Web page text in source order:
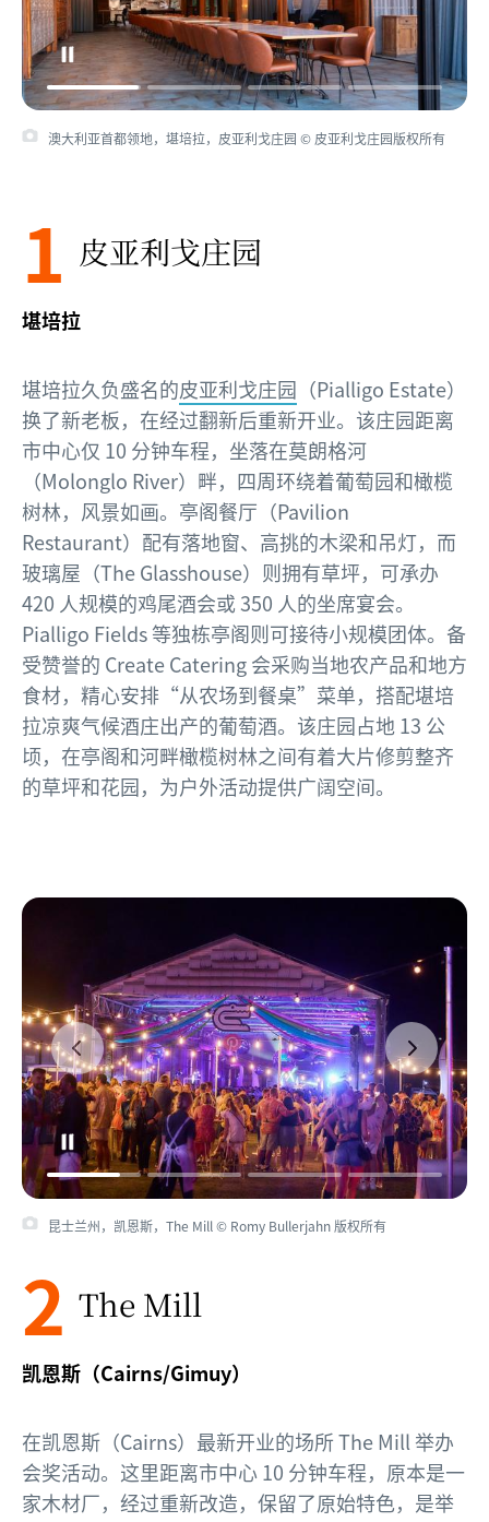
澳大利亚首都领地，堪培拉，皮亚利戈庄园 © 皮亚利戈庄园版权所有
1 皮亚利戈庄园
堪培拉
堪培拉久负盛名的皮亚利戈庄园 （Pialligo Estate）
换了新老板，在经过翻新后重新开业。该庄园距离
市中心仅 10 分钟车程，坐落在莫朗格河
（Molonglo River）畔，四周环绕着葡萄园和橄榄
树林，风景如画。亭阁餐厅（Pavilion
Restaurant）配有落地窗、高挑的木梁和吊灯，而
玻璃屋（The Glasshouse）则拥有草坪，可承办
420 人规模的鸡尾酒会或 350 人的坐席宴会。
Pialligo Fields 等独栋亭阁则可接待小规模团体。备
受赞誉的 Create Catering 会采购当地农产品和地方
食材，精心安排“从农场到餐桌”菜单，搭配堪培
拉凉爽气候酒庄出产的葡萄酒。该庄园占地 13 公
顷，在亭阁和河畔橄榄树林之间有着大片修剪整齐
的草坪和花园，为户外活动提供广阔空间。
昆士兰州，凯恩斯，The Mill © Romy Bullerjahn 版权所有
2 The Mill
凯恩斯（Cairns/Gimuy）
在凯恩斯（Cairns）最新开业的场所 The Mill 举办
会奖活动。这里距离市中心 10 分钟车程，原本是一
家木材厂，经过重新改造，保留了原始特色，是举